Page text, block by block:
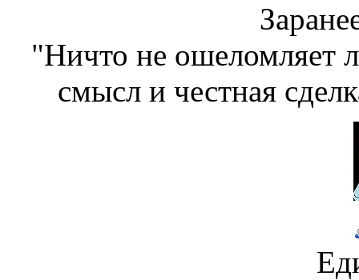
"Ничто не ошеломляет
смысл и честная